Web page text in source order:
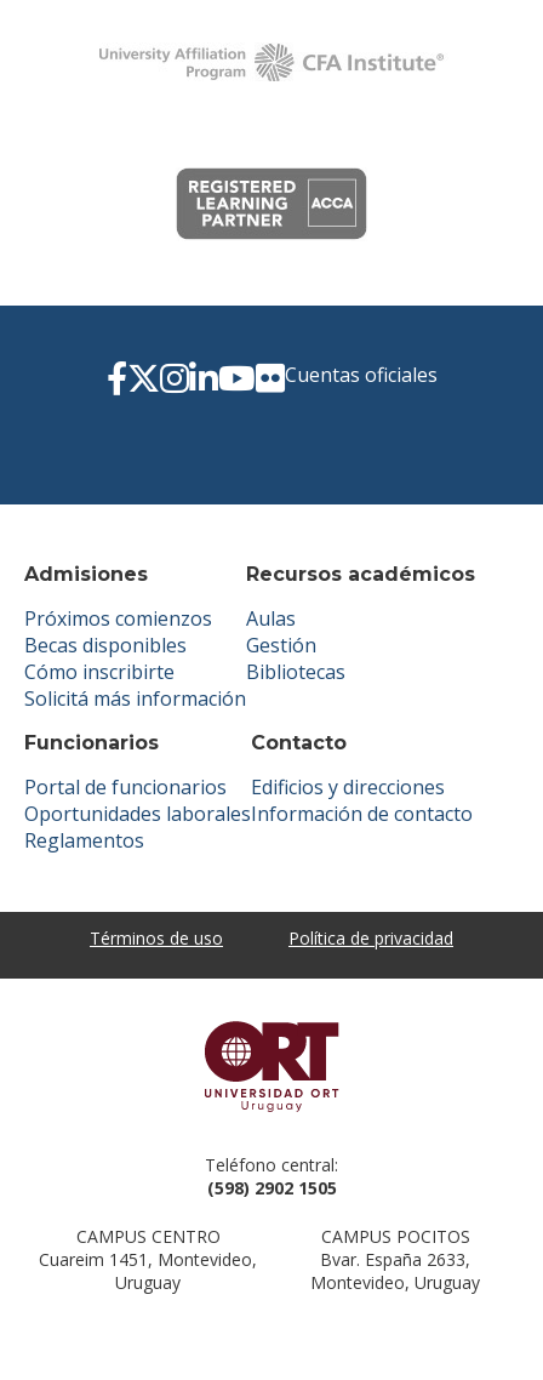
Admisiones
Próximos comienzos
Becas disponibles
Cómo inscribirte
Solicitá más información
Recursos académicos
Aulas
Gestión
Bibliotecas
Funcionarios
Portal de funcionarios
Oportunidades laborales
Reglamentos
Contacto
Edificios y direcciones
Información de contacto
Cuentas oficiales
Términos de uso Política de privacidad
Teléfono central:
(598) 2902 1505
CAMPUS CENTRO
Cuareim 1451, Montevideo,
Uruguay
CAMPUS POCITOS
Bvar. España 2633,
Montevideo, Uruguay